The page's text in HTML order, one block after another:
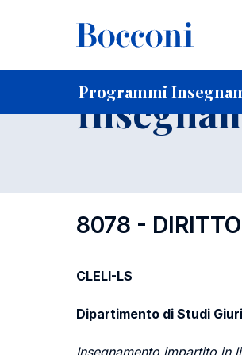
Programmi
Home Per studenti iscritti
8078 -
CLELI-LS
Dipartimento di Studi
Insegnamento impartito in